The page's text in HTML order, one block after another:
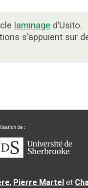
laminage d’Usito.
s’appuient sur
, Pierre Martel et